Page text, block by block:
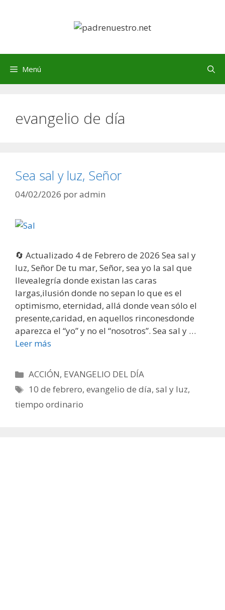
Menú
evangelio de día
Sea sal y luz, Señor
04/02/2026 poradmin
🔄 Actualizado 4 de Febrero de 2026 Sea sal y
luz, Señor De tu mar, Señor, sea yo la sal que
llevealegría donde existan las caras
largas,ilusión donde no sepan lo que es el
optimismo, eternidad, allá donde vean sólo el
presente,caridad, en aquellos rinconesdonde
aparezca el “yo” y no el “nosotros”. Sea sal y …
Leer más
Categorías
ACCIÓN, EVANGELIO DEL DÍA
Etiquetas
10 de febrero,evangelio de día,sal y luz,
tiempo ordinario